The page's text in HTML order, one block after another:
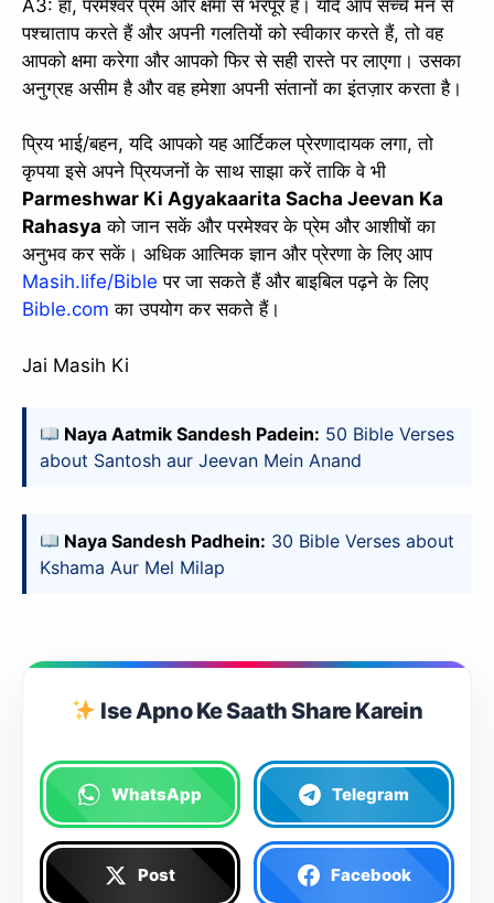
A3: हाँ, परमेश्वर प्रेम और क्षमा से भरपूर है। यदि आप सच्चे मन से
पश्चाताप करते हैं और अपनी गलतियों को स्वीकार करते हैं, तो वह
आपको क्षमा करेगा और आपको फिर से सही रास्ते पर लाएगा। उसका
अनुग्रह असीम है और वह हमेशा अपनी संतानों का इंतज़ार करता है।
प्रिय भाई/बहन, यदि आपको यह आर्टिकल प्रेरणादायक लगा, तो
कृपया इसे अपने प्रियजनों के साथ साझा करें ताकि वे भी
Parmeshwar Ki Agyakaarita Sacha Jeevan Ka
Rahasya को जान सकें और परमेश्वर के प्रेम और आशीषों का
अनुभव कर सकें। अधिक आत्मिक ज्ञान और प्रेरणा के लिए आप
Masih.life/Bible पर जा सकते हैं और बाइबिल पढ़ने के लिए
Bible.com का उपयोग कर सकते हैं।
Jai Masih Ki
Naya Aatmik Sandesh Padein: 50 Bible Verses
about Santosh aur Jeevan Mein Anand
Naya Sandesh Padhein: 30 Bible Verses about
Kshama Aur Mel Milap
Ise Apno Ke Saath Share Karein
WhatsApp Telegram
Post Facebook